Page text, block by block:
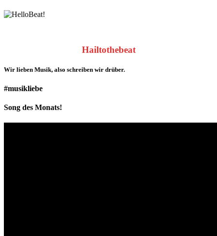
Hailtothebeat
Wir lieben Musik, also schreiben wir drüber.
#musikliebe
Song des Monats!